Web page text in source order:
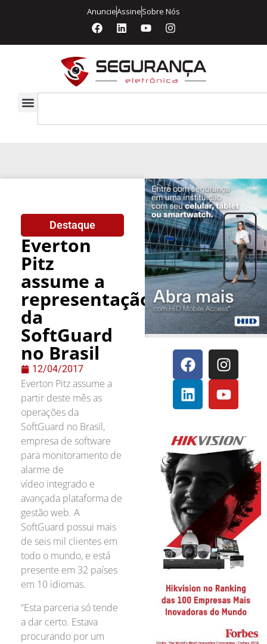
AnuncieAssineSobre Nós
Destaque
Everton
Pitz
assume a
representação
da
SoftGuard
no Brasil
12/04/2017
Everton Pitz assume a
partir deste mês as
operações da
SoftGuard no Brasil,
empresa de software
para monitoramento de
alarme de
vídeo integrado e
avançada plataforma de
gestão web. A
SoftGuard possui mais
de seis mil clientes em
todo o mundo, e está
presente em 32 países
em 10 idiomas.
“Esta parceria só tende
a dar certo. Estava
procurando por um